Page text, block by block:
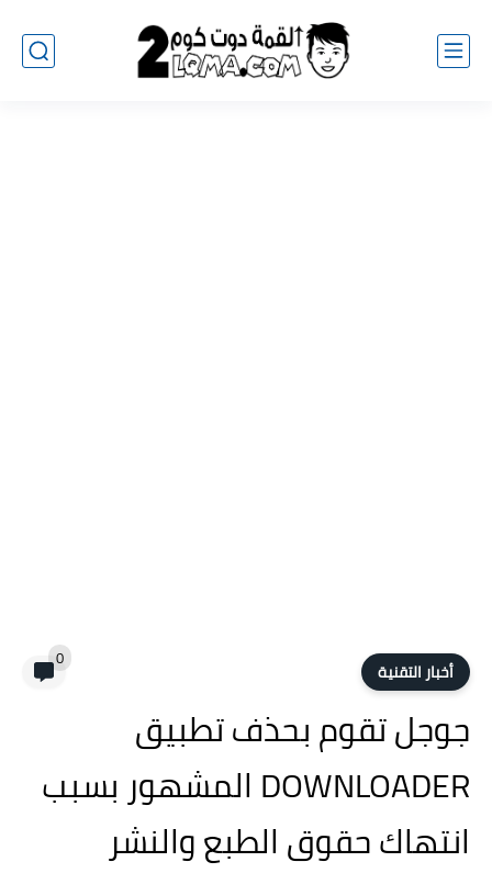
أخبار التقنية 0
جوجل تقوم بحذف تطبيق
DOWNLOADER المشهور بسبب
انتهاك حقوق الطبع والنشر